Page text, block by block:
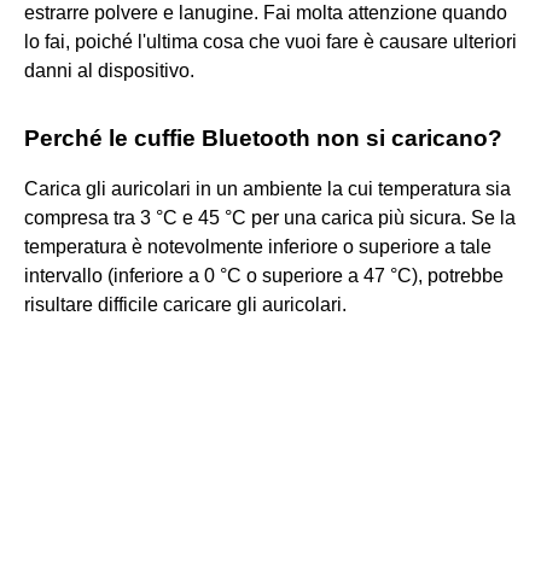
estrarre polvere e lanugine. Fai molta attenzione quando
lo fai, poiché l'ultima cosa che vuoi fare è causare ulteriori
danni al dispositivo.
Perché le cuffie Bluetooth non si caricano?
Carica gli auricolari in un ambiente la cui temperatura sia
compresa tra 3 °C e 45 °C per una carica più sicura. Se la
temperatura è notevolmente inferiore o superiore a tale
intervallo (inferiore a 0 °C o superiore a 47 °C), potrebbe
risultare difficile caricare gli auricolari.